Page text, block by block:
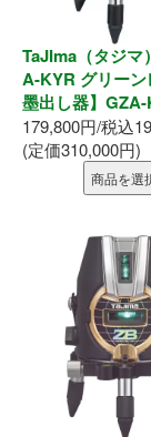
TaJIma（タジマ
A-KYR グリー
墨出し器】
179,800円/税込
(定価310,000円)
商品を選